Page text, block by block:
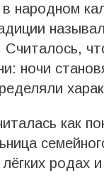
в народном
Считалось,
ночи
как
родах